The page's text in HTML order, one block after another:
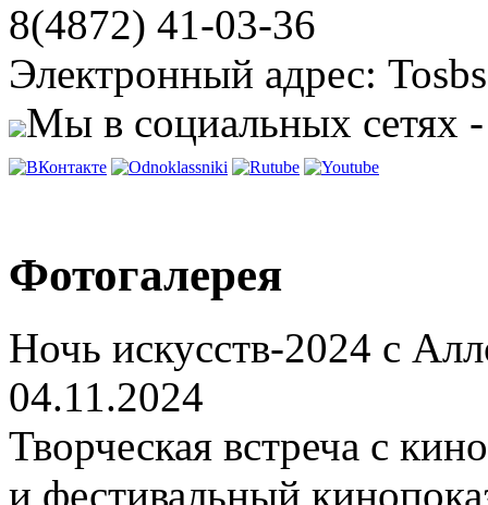
8(4872) 41-03-36
Электронный адрес:
Мы в социальных сетях
Фотогалерея
Ночь искусств-2024 с
04.11.2024
Творческая встреча с
и фестивальный